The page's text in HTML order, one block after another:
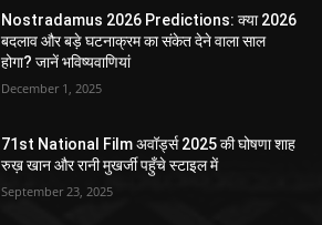
Nostradamus 2026 Predictions: क्या 2026
बदलाव और बड़े घटनाक्रम का संकेत देने वाला साल
होगा? जानें भविष्यवाणियां
December 1, 2025
71st National Film अवॉर्ड्स 2025 की घोषणा शाह
रुख़ खान और रानी मुखर्जी पहुँचे स्टाइल में
September 23, 2025